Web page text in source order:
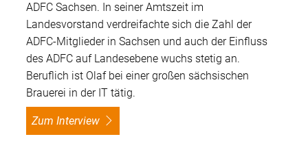
ADFC Sachsen. In seiner Amtszeit im
Landesvorstand verdreifachte sich die Zahl der
ADFC-Mitglieder in Sachsen und auch der Einfluss
des ADFC auf Landesebene wuchs stetig an.
Beruflich ist Olaf bei einer großen sächsischen
Brauerei in der IT tätig.
Zum Interview